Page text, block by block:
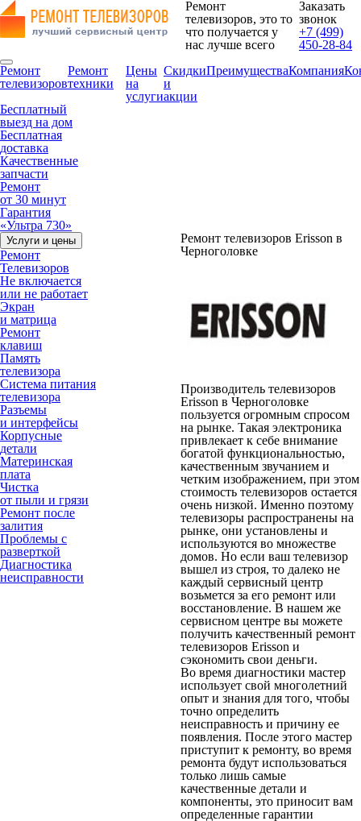
Ремонт
телевизоров, это то
что получается у
нас лучше всего
Заказать
звонок
+7 (499)
450-28-84
Ремонт
телевизоров
Ремонт
техники
Цены
на
услуги
Скидки
и
акции
ПреимуществаКомпания
Бесплатный
выезд на дом
Бесплатная
доставка
Качественные
запчасти
Ремонт
от 30 минут
Гарантия
«Ультра 730»
Услуги и цены
Ремонт
Телевизоров
Не включается
или не работает
Экран
и матрица
Ремонт
клавиш
Память
телевизора
Система питания
телевизора
Разъемы
и интерфейсы
Корпусные
детали
Материнская
плата
Чистка
от пыли и грязи
Ремонт после
залития
Проблемы с
разверткой
Диагностика
неисправности
Ремонт телевизоров Erisson в
Черноголовке
Производитель телевизоров
Erisson в Черноголовке
пользуется огромным спросом
на рынке. Такая электроника
привлекает к себе внимание
богатой функциональностью,
качественным звучанием и
четким изображением, при этом
стоимость телевизоров остается
очень низкой. Именно поэтому
телевизоры распространены на
рынке, они установлены и
используются во множестве
домов. Но если ваш телевизор
вышел из строя, то далеко не
каждый сервисный центр
возьмется за его ремонт или
восстановление. В нашем же
сервисном центре вы можете
получить качественный ремонт
телевизоров Erisson и
сэкономить свои деньги.
Во время диагностики мастер
использует свой многолетний
опыт и знания для того, чтобы
точно определить
неисправность и причину ее
появления. После этого мастер
приступит к ремонту, во время
ремонта будут использоваться
только лишь самые
качественные детали и
компоненты, это приносит вам
определенные гарантии